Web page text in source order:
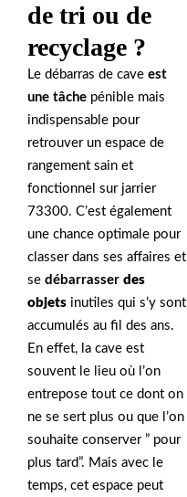
de tri ou de
recyclage ?
Le débarras de cave est
une tâche pénible mais
indispensable pour
retrouver un espace de
rangement sain et
fonctionnel sur jarrier
73300. C’est également
une chance optimale pour
classer dans ses affaires et
se débarrasser des
objets inutiles qui s’y sont
accumulés au fil des ans.
En effet, la cave est
souvent le lieu où l’on
entrepose tout ce dont on
ne se sert plus ou que l’on
souhaite conserver ” pour
plus tard”. Mais avec le
temps, cet espace peut